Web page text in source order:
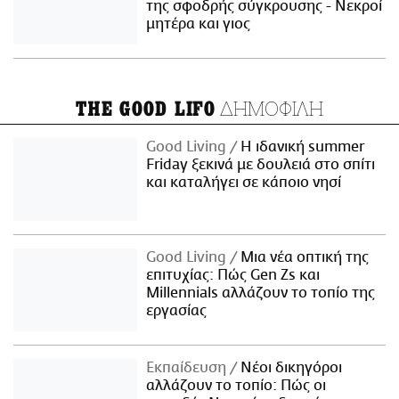
της σφοδρής σύγκρουσης - Νεκροί
μητέρα και γιος
THE GOOD LIFO ΔΗΜΟΦΙΛΗ
Good Living
Η ιδανική summer
Friday ξεκινά με δουλειά στο σπίτι
και καταλήγει σε κάποιο νησί
Good Living
Μια νέα οπτική της
επιτυχίας: Πώς Gen Zs και
Millennials αλλάζουν το τοπίο της
εργασίας
Εκπαίδευση
Νέοι δικηγόροι
αλλάζουν το τοπίο: Πώς οι